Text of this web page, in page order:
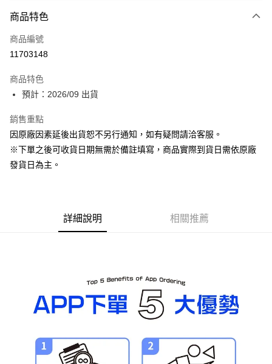
信用卡一次付款
超商取貨付款
ATM付款
運送方式
預購-全家取貨付款(舊)
預購-7-11取貨付款(舊)
每筆NT$90，滿NT$3,000(含以上)免運費
預購-宅配(舊)
每筆NT$120，滿NT$3,000(含以上)免運費
預購-宅配(離島)(舊)
每筆NT$160，滿NT$3,000(含以上)免運費
商品特色
商品編號
11703148
商品特色
預計：2026/09 出貨
銷售重點
因原廠因素延後出貨恕不另行通知，如有疑問請洽客服。
※下單之後可收貨日期無需於備註填寫，商品實際到貨日需依原廠
發貨日為主。
詳細說明 相關推薦